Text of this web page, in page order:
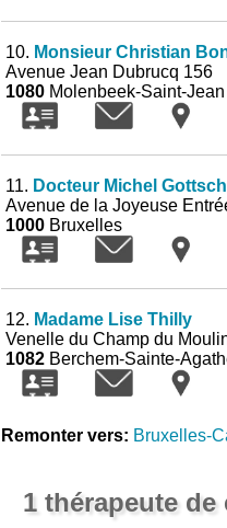
10. Monsieur Christian
Avenue Jean Dubrucq 156
1080Molenbeek-Saint-Jean
11. Docteur Michel
Avenue de la Joyeuse
1000Bruxelles
12. Madame Lise Thilly
Venelle du Champ du
1082Berchem-Sainte-
Remonter vers: Bruxelles-
1 thérapeute